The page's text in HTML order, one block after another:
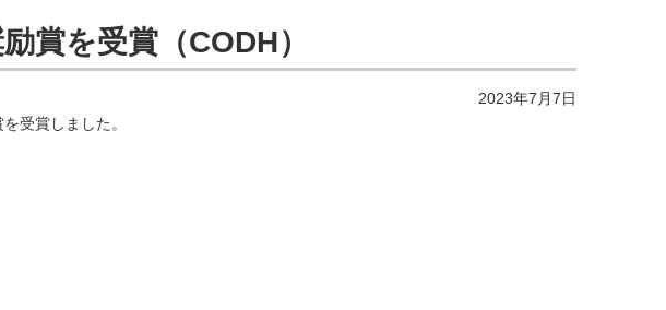
賞を受賞（CODH）
2023年7月7日
受賞しました。